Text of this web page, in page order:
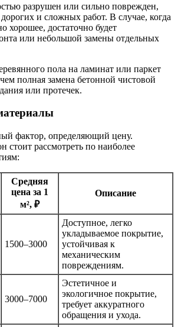
разрушен или сильно поврежден,
дорогих и сложных работ. В случае, когда
хорошее, достаточно будет
или небольшой замены отдельных
пола на ламинат или паркет
полная замена бетонной чистовой
или протечек.
фактор, определяющий цену.
стоит рассмотреть по наиболее
Средняя
цена за 1
м², ₽
Описание
1500–3000
Доступное, легко
укладываемое покрытие,
устойчивая к
механическим
повреждениям.
3000–7000
Эстетичное и
экологичное покрытие,
требует аккуратного
обращения и ухода.